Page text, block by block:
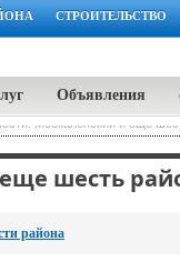
СТРОИТЕЛЬСТВО
Объявления
Москаленский и еще
шесть
района